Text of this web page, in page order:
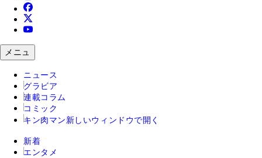
メニュ
ニュース
グラビア
連載コラム
コミック
キン肉マン 新しいウィンドウで開く
新着
エンタメ